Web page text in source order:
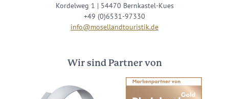
Kordelweg 1 | 54470 Bernkastel-Kues
+49 (0)6531-97330
info@mosellandtouristik.de
Wir sind Partner von